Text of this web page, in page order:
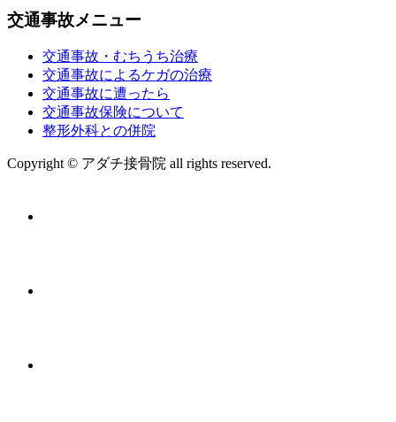
交通事故メニュー
交通事故・むちうち治療
交通事故によるケガの治療
交通事故に遭ったら
交通事故保険について
整形外科との併院
Copyright © アダチ接骨院 all rights reserved.